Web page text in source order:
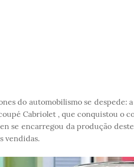
do automobilismo se
Cabriolet , que conquistou o
se encarregou da produção
vendidas.